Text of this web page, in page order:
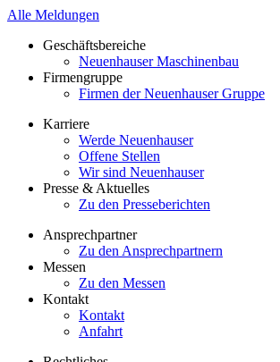
Alle Meldungen
Geschäftsbereiche
Neuenhauser Maschinenbau
Firmengruppe
Firmen der Neuenhauser Gruppe
Karriere
Werde Neuenhauser
Offene Stellen
Wir sind Neuenhauser
Presse & Aktuelles
Zu den Presseberichten
Ansprechpartner
Zu den Ansprechpartnern
Messen
Zu den Messen
Kontakt
Kontakt
Anfahrt